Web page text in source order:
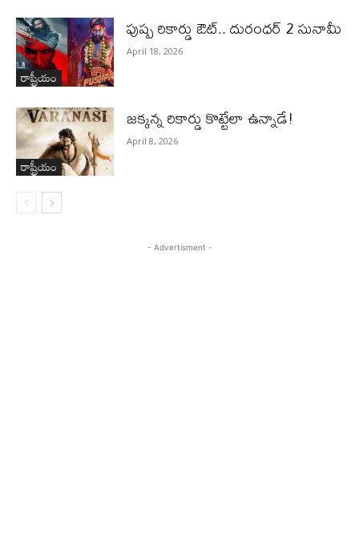
రాష్ట్రీయం
పుష్ప రికార్డు ఔట్‌.. దురంధ‌ర్ 2 సునామీ
April 18, 2026
రాష్ట్రీయం
జ‌క్క‌న్న రికార్డు కొట్టేలా ఉన్నాడే!
April 8, 2026
- Advertisment -